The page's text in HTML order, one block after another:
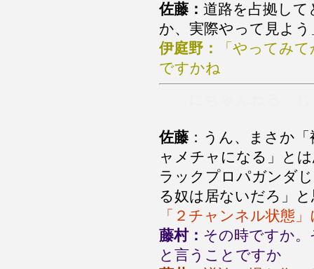
佐藤： 道路を占拠し
か、実際やって見よう
伊庭野：
「やってみ
ですかね
佐藤 ：うん、まさか
ャメチャになる」と
ラックプロパガンダ
る奴は居ないだろ」
「２チャンネル状態
藤村： その時ですか
と言うことですか